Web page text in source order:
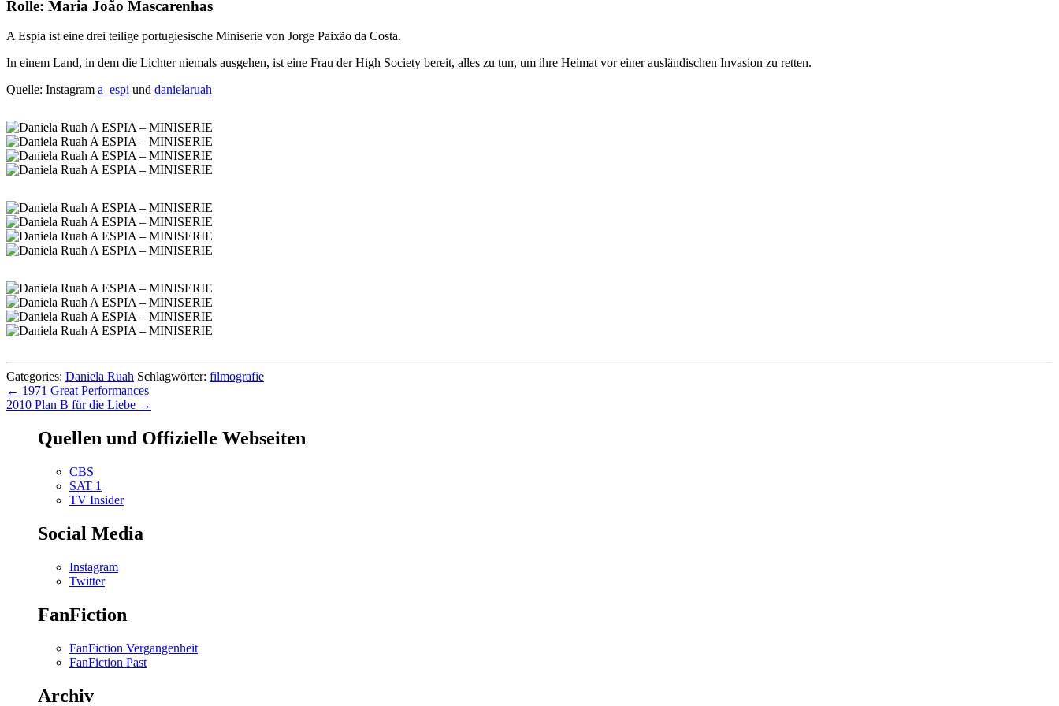
Rolle: Maria João Mascarenhas
A Espia ist eine drei teilige portugiesische Miniserie von Jorge Paixão da Costa.
In einem Land, in dem die Lichter niemals ausgehen, ist eine Frau der High Society bereit, alles zu tun, um ihre Heimat vor einer ausländischen Invasion zu retten.
Quelle: Instagram a_espi und danielaruah
Categories: Daniela Ruah Schlagwörter: filmografie
Beitragsnavigation
← 1971 Great Performances
2010 Plan B für die Liebe →
Quellen und Offizielle Webseiten
CBS
SAT 1
TV Insider
Social Media
Instagram
Twitter
FanFiction
FanFiction Vergangenheit
FanFiction Past
Archiv